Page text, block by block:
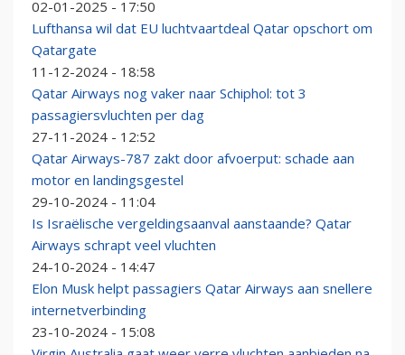
02-01-2025 - 17:50
Lufthansa wil dat EU luchtvaartdeal Qatar opschort om
Qatargate
11-12-2024 - 18:58
Qatar Airways nog vaker naar Schiphol: tot 3
passagiersvluchten per dag
27-11-2024 - 12:52
Qatar Airways-787 zakt door afvoerput: schade aan
motor en landingsgestel
29-10-2024 - 11:04
Is Israëlische vergeldingsaanval aanstaande? Qatar
Airways schrapt veel vluchten
24-10-2024 - 14:47
Elon Musk helpt passagiers Qatar Airways aan snellere
internetverbinding
23-10-2024 - 15:08